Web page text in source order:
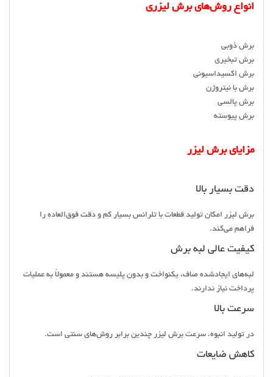
انواع روش‌های برش لیزری
برش ذوبی
برش تبخیری
برش اکسیداسیونی
برش با نیتروژن
برش پالسی
برش پیوسته
مزایای برش لیزر
دقت بسیار بالا
برش لیزر امکان تولید قطعات با تلرانس بسیار کم و دقت فوق‌العاده را
فراهم می‌کند.
کیفیت عالی لبه برش
لبه‌های ایجادشده صاف، یکنواخت و بدون پلیسه هستند و معمولاً به عملیات
پرداخت نیاز ندارند.
سرعت بالا
در تولید انبوه، سرعت برش لیزر چندین برابر روش‌های سنتی است.
کاهش ضایعات